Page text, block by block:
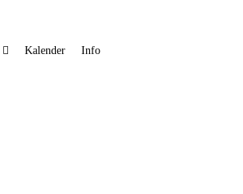
Kalender Info